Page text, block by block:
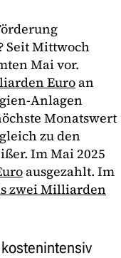
Seit Mittwoch
Mai vor.
Euroan
Anlagen
Monatswert
zu den
Im Mai 2025
ausgezahlt. Im
zwei Milliarden